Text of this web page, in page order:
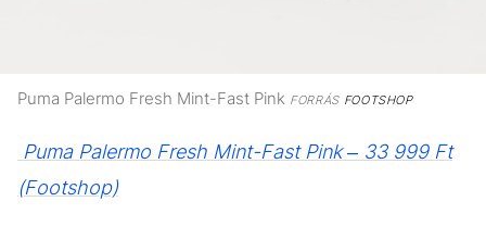
Puma Palermo Fresh Mint-Fast Pink FORRÁSFOOTSHOP
Puma Palermo Fresh Mint-Fast Pink – 33 999 Ft
(Footshop)